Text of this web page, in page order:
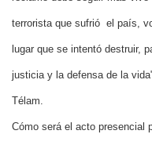
terrorista que sufrió el país,
lugar que se intentó destruir,
justicia y la defensa de la
Télam.
Cómo será el acto presencial